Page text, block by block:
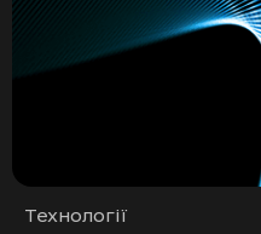
Рубрики
Технології